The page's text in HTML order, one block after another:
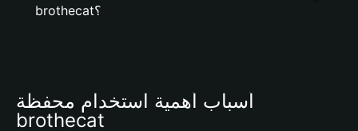
brothecat؟
أسباب أهمية استخدام محفظة
brothecat